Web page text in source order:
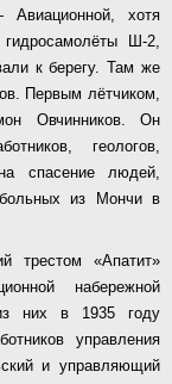
хотя
Ш-2,
к берегу. Там же
Первым лётчиком,
Овчинников. Он
геологов,
спасение людей,
из Мончи в
трестом «Апатит»
набережной
них в 1935 году
управления
и управляющий